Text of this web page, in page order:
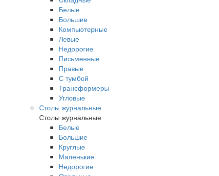
Белые
Большие
Компьютерные
Левые
Недорогие
Письменные
Правые
С тумбой
Трансформеры
Угловые
Столы журнальные
Столы журнальные
Белые
Большие
Круглые
Маленькие
Недорогие